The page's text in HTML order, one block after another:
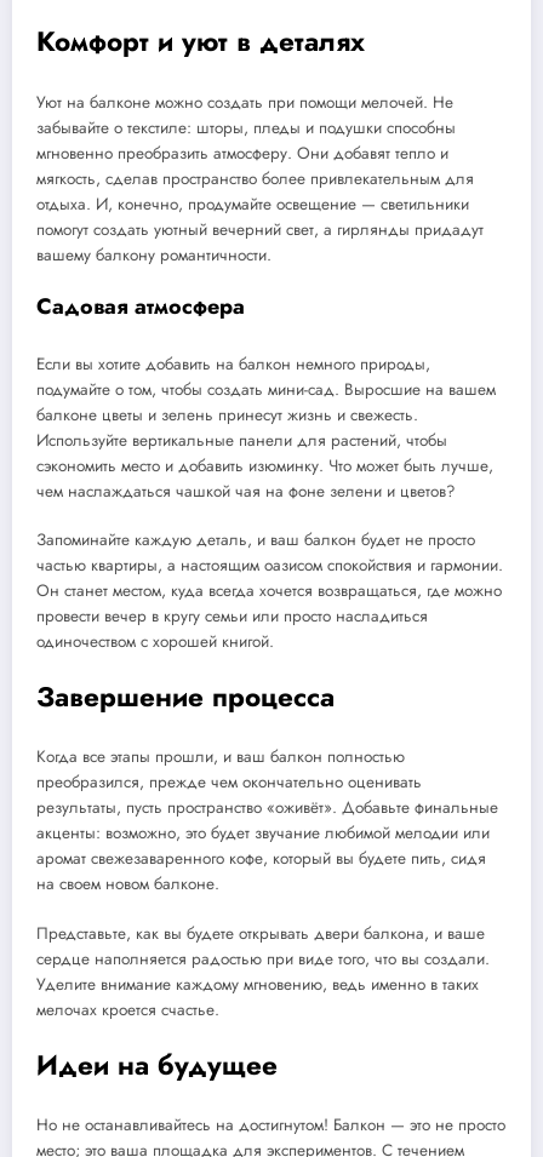
Комфорт и уют в деталях
Уют на балконе можно создать при помощи мелочей. Не
забывайте о текстиле: шторы, пледы и подушки способны
мгновенно преобразить атмосферу. Они добавят тепло и
мягкость, сделав пространство более привлекательным для
отдыха. И, конечно, продумайте освещение — светильники
помогут создать уютный вечерний свет, а гирлянды придадут
вашему балкону романтичности.
Садовая атмосфера
Если вы хотите добавить на балкон немного природы,
подумайте о том, чтобы создать мини-сад. Выросшие на вашем
балконе цветы и зелень принесут жизнь и свежесть.
Используйте вертикальные панели для растений, чтобы
сэкономить место и добавить изюминку. Что может быть лучше,
чем наслаждаться чашкой чая на фоне зелени и цветов?
Запоминайте каждую деталь, и ваш балкон будет не просто
частью квартиры, а настоящим оазисом спокойствия и гармонии.
Он станет местом, куда всегда хочется возвращаться, где можно
провести вечер в кругу семьи или просто насладиться
одиночеством с хорошей книгой.
Завершение процесса
Когда все этапы прошли, и ваш балкон полностью
преобразился, прежде чем окончательно оценивать
результаты, пусть пространство «оживёт». Добавьте финальные
акценты: возможно, это будет звучание любимой мелодии или
аромат свежезаваренного кофе, который вы будете пить, сидя
на своем новом балконе.
Представьте, как вы будете открывать двери балкона, и ваше
сердце наполняется радостью при виде того, что вы создали.
Уделите внимание каждому мгновению, ведь именно в таких
мелочах кроется счастье.
Идеи на будущее
Но не останавливайтесь на достигнутом! Балкон — это не просто
место; это ваша площадка для экспериментов. С течением